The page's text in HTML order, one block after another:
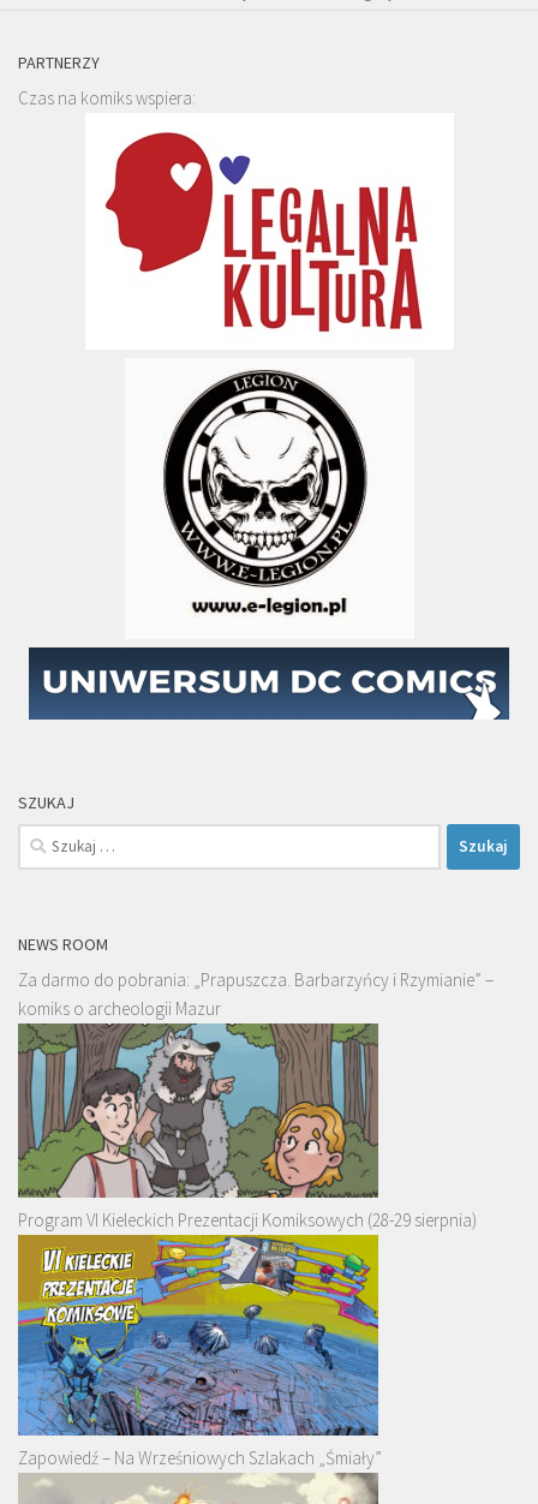
PARTNERZY
Czas na komiks wspiera:
SZUKAJ
Szukaj:
NEWS ROOM
Za darmo do pobrania: „Prapuszcza. Barbarzyńcy i Rzymianie” –
komiks o archeologii Mazur
Program VI Kieleckich Prezentacji Komiksowych (28-29 sierpnia)
Zapowiedź – Na Wrześniowych Szlakach „Śmiały”